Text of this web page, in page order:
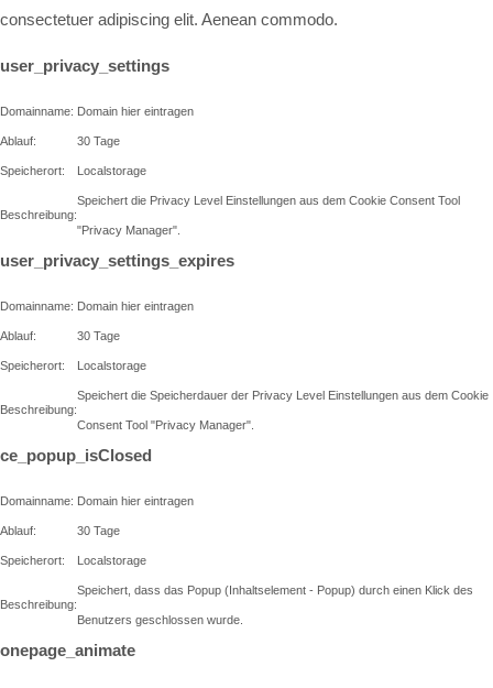
consectetuer adipiscing elit. Aenean commodo.
user_privacy_settings
Domainname: Domain hier eintragen
Ablauf: 30 Tage
Speicherort: Localstorage
Beschreibung:
Speichert die Privacy Level Einstellungen aus dem Cookie Consent Tool
"Privacy Manager".
user_privacy_settings_expires
Domainname: Domain hier eintragen
Ablauf: 30 Tage
Speicherort: Localstorage
Beschreibung:
Speichert die Speicherdauer der Privacy Level Einstellungen aus dem Cookie
Consent Tool "Privacy Manager".
ce_popup_isClosed
Domainname: Domain hier eintragen
Ablauf: 30 Tage
Speicherort: Localstorage
Beschreibung:
Speichert, dass das Popup (Inhaltselement - Popup) durch einen Klick des
Benutzers geschlossen wurde.
onepage_animate